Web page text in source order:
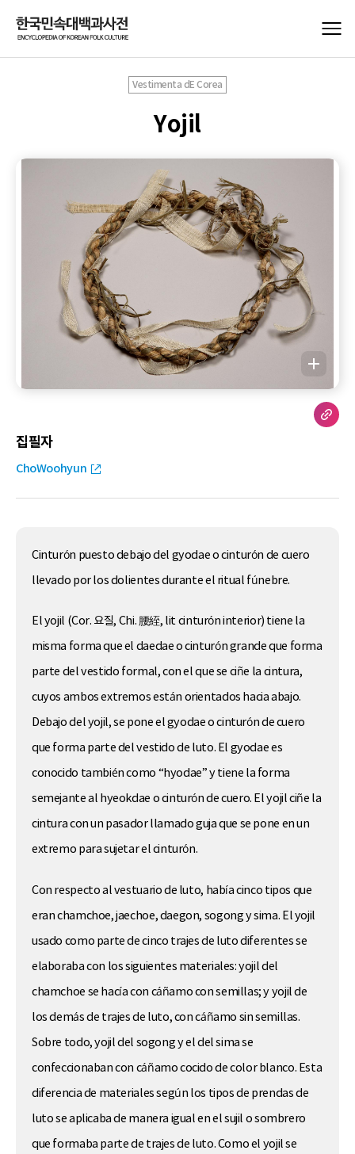
Vestimenta dE Corea
Yojil
집필자
ChoWoohyun
Cinturón puesto debajo del gyodae o cinturón de cuero
llevado por los dolientes durante el ritual fúnebre.
El yojil (Cor. 요질, Chi. 腰絰, lit cinturón interior) tiene la
misma forma que el daedae o cinturón grande que forma
parte del vestido formal, con el que se ciñe la cintura,
cuyos ambos extremos están orientados hacia abajo.
Debajo del yojil, se pone el gyodae o cinturón de cuero
que forma parte del vestido de luto. El gyodae es
conocido también como “hyodae” y tiene la forma
semejante al hyeokdae o cinturón de cuero. El yojil ciñe la
cintura con un pasador llamado guja que se pone en un
extremo para sujetar el cinturón.
Con respecto al vestuario de luto, había cinco tipos que
eran chamchoe, jaechoe, daegon, sogong y sima. El yojil
usado como parte de cinco trajes de luto diferentes se
elaboraba con los siguientes materiales: yojil del
chamchoe se hacía con cáñamo con semillas; y yojil de
los demás de trajes de luto, con cáñamo sin semillas.
Sobre todo, yojil del sogong y el del sima se
confeccionaban con cáñamo cocido de color blanco. Esta
diferencia de materiales según los tipos de prendas de
luto se aplicaba de manera igual en el sujil o sombrero
que formaba parte de trajes de luto. Como el yojil se